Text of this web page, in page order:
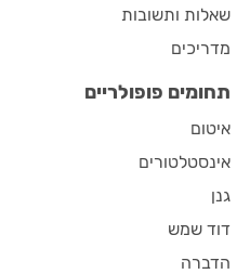
שאלות ותשובות
מדריכים
תחומים פופולריים
איטום
אינסטלטורים
גנן
דוד שמש
הדברה